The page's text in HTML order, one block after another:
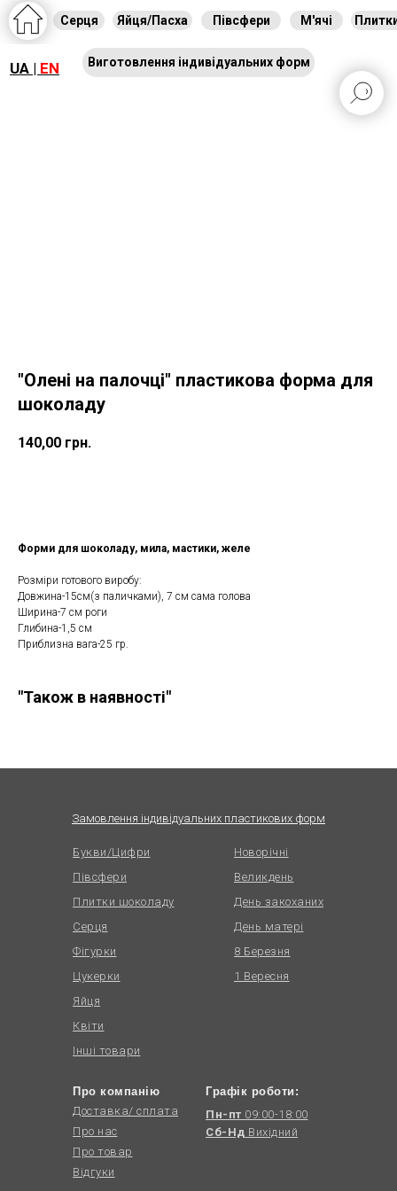
Виготовлення індивідуальних форм
Серця М'ячі
Півсфери
Яйця/Пасха
UA | EN
"Олені на палочці" пластикова форма для
шоколаду
140,00 грн.
Форми для шоколаду, мила, мастики, желе
Розміри готового виробу:
Довжина-15см(з паличками), 7 см сама голова
Ширина-7 см роги
Глибина-1,5 см
Приблизна вага-25 гр.
"Також в наявності"
Новорічні
Плитки шоколаду
Серця
Півсфери
Цукерки
Фігурки
Квіти
День матері
День закоханих
Яйця
8 Березня
Букви/Цифри
1 Вересня
Інші товари
Відгуки
Доставка/ сплата
Про нас
Про товар
Замовлення індивідуальних пластикових форм
Великдень
Про компанію
Графік роботи:
Пн-пт 09:00-18:00
Сб-Нд Вихідний